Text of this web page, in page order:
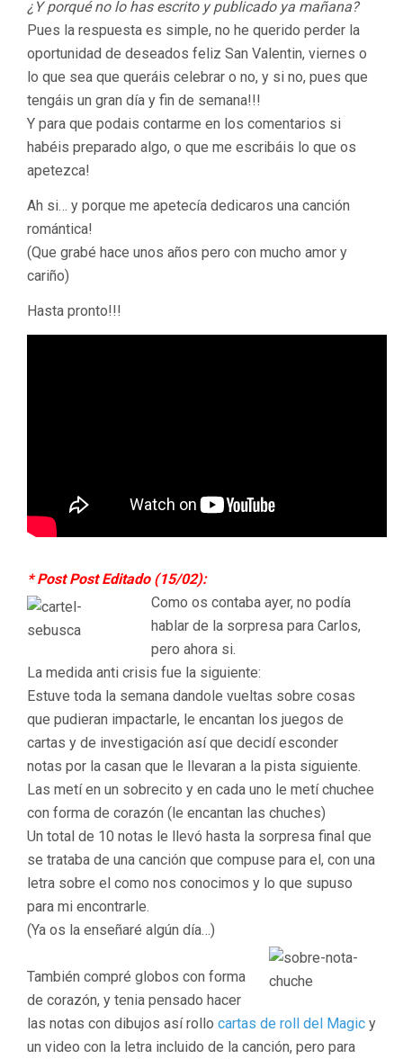
¿Y porqué no lo has escrito y publicado ya mañana?
Pues la respuesta es simple, no he querido perder la
oportunidad de deseados feliz San Valentin, viernes o
lo que sea que queráis celebrar o no, y si no, pues que
tengáis un gran día y fin de semana!!!
Y para que podais contarme en los comentarios si
habéis preparado algo, o que me escribáis lo que os
apetezca!
Ah si… y porque me apetecía dedicaros una canción
romántica!
(Que grabé hace unos años pero con mucho amor y
cariño)
Hasta pronto!!!
* Post Post Editado (15/02):
Como os contaba ayer, no podía
hablar de la sorpresa para Carlos,
pero ahora si.
La medida anti crisis fue la siguiente:
Estuve toda la semana dandole vueltas sobre cosas
que pudieran impactarle, le encantan los juegos de
cartas y de investigación así que decidí esconder
notas por la casan que le llevaran a la pista siguiente.
Las metí en un sobrecito y en cada uno le metí chuchee
con forma de corazón (le encantan las chuches)
Un total de 10 notas le llevó hasta la sorpresa final que
se trataba de una canción que compuse para el, con una
letra sobre el como nos conocimos y lo que supuso
para mi encontrarle.
(Ya os la enseñaré algún día…)
También compré globos con forma
de corazón, y tenia pensado hacer
las notas con dibujos así rollo cartas de roll del Magic y
un video con la letra incluido de la canción, pero para